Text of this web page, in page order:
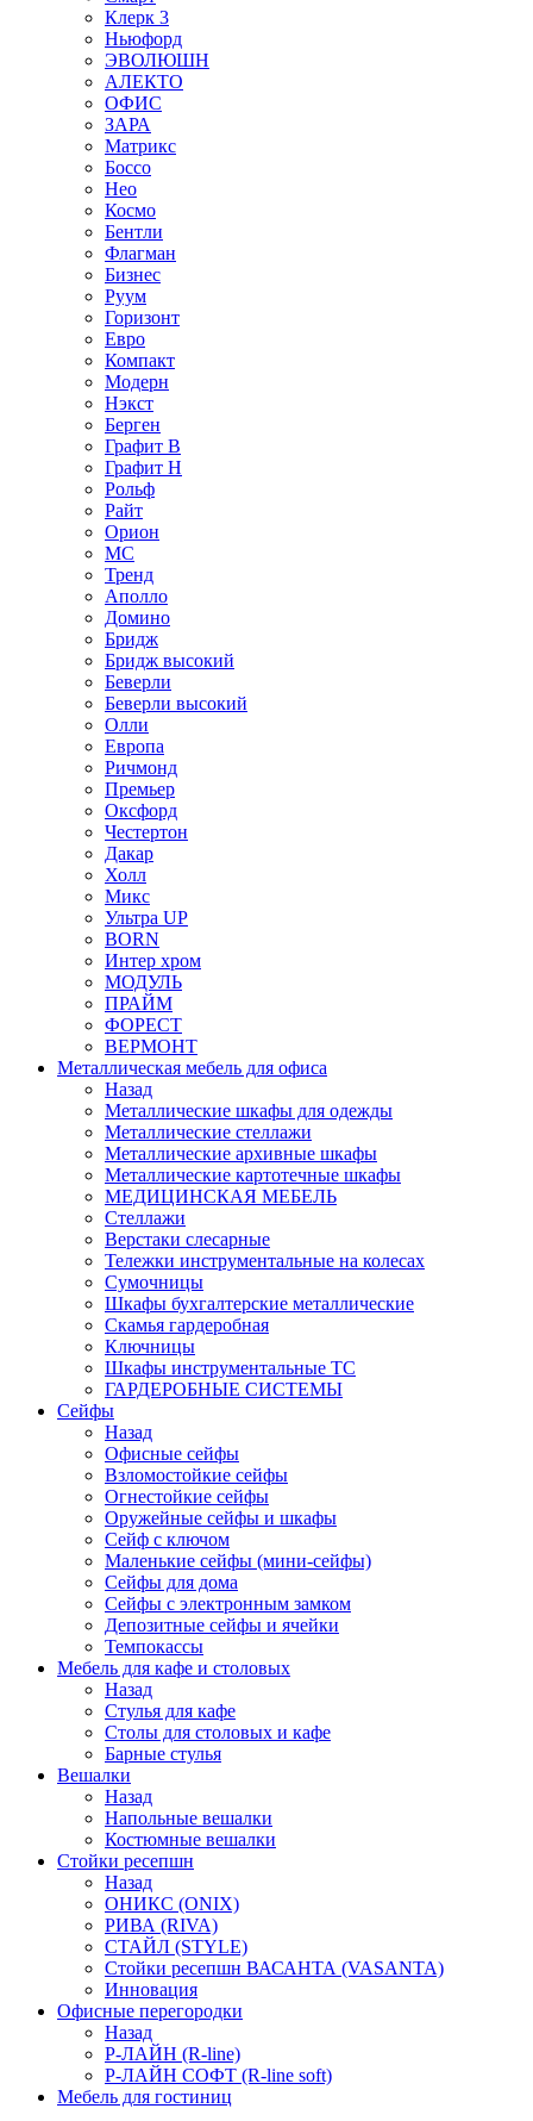
Клерк 3
Ньюфорд
ЭВОЛЮШН
АЛЕКТО
ОФИС
ЗАРА
Матрикс
Боссо
Нео
Космо
Бентли
Флагман
Бизнес
Руум
Горизонт
Евро
Компакт
Модерн
Нэкст
Берген
Графит В
Графит Н
Рольф
Райт
Орион
МС
Тренд
Аполло
Домино
Бридж
Бридж высокий
Беверли
Беверли высокий
Олли
Европа
Ричмонд
Премьер
Оксфорд
Честертон
Дакар
Холл
Микс
Ультра UP
BORN
Интер хром
МОДУЛЬ
ПРАЙМ
ФОРЕСТ
ВЕРМОНТ
Металлическая мебель для офиса
Назад
Металлические шкафы для одежды
Металлические стеллажи
Металлические архивные шкафы
Металлические картотечные шкафы
МЕДИЦИНСКАЯ МЕБЕЛЬ
Стеллажи
Верстаки слесарные
Тележки инструментальные на колесах
Сумочницы
Шкафы бухгалтерские металлические
Скамья гардеробная
Ключницы
Шкафы инструментальные ТС
ГАРДЕРОБНЫЕ СИСТЕМЫ
Сейфы
Назад
Офисные сейфы
Взломостойкие сейфы
Огнестойкие сейфы
Оружейные сейфы и шкафы
Сейф с ключом
Маленькие сейфы (мини-сейфы)
Сейфы для дома
Сейфы с электронным замком
Депозитные сейфы и ячейки
Темпокассы
Мебель для кафе и столовых
Назад
Стулья для кафе
Столы для столовых и кафе
Барные стулья
Вешалки
Назад
Напольные вешалки
Костюмные вешалки
Стойки ресепшн
Назад
ОНИКС (ONIX)
РИВА (RIVA)
СТАЙЛ (STYLE)
Стойки ресепшн ВАСАНТА (VASANTA)
Инновация
Офисные перегородки
Назад
Р-ЛАЙН (R-line)
Р-ЛАЙН СОФТ (R-line soft)
Мебель для гостиниц